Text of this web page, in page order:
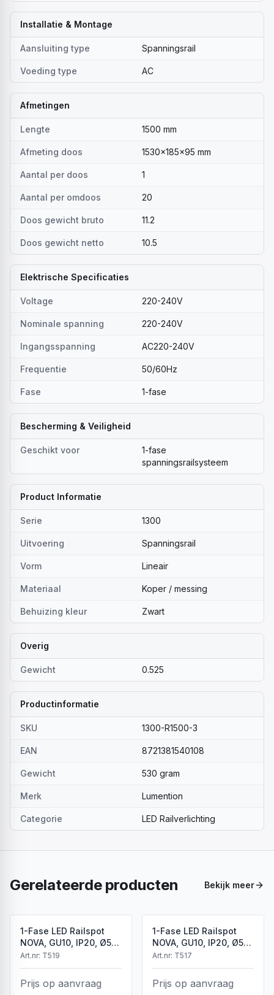
Installatie & Montage
Aansluiting type Spanningsrail
Voeding type AC
Afmetingen
Lengte 1500 mm
Afmeting doos 1530x185x95 mm
Aantal per doos 1
Aantal per omdoos 20
Doos gewicht bruto 11.2
Doos gewicht netto 10.5
Elektrische Specificaties
Voltage 220-240V
Nominale spanning 220-240V
Ingangsspanning AC220-240V
Frequentie 50/60Hz
Fase 1-fase
Bescherming & Veiligheid
Geschikt voor
1-fase
spanningsrailsysteem
Product Informatie
Serie 1300
Uitvoering Spanningsrail
Vorm Lineair
Materiaal Koper / messing
Behuizing kleur Zwart
Overig
Gewicht 0.525
Productinformatie
SKU 1300-R1500-3
EAN 8721381540108
Gewicht 530 gram
Merk Lumention
Categorie LED Railverlichting
Gerelateerde producten Bekijk meer
1-Fase LED Railspot
NOVA, GU10, IP20, Ø56
x 85 mm, Antiek Brons
Art.nr: T519
Prijs op aanvraag
1-Fase LED Railspot
NOVA, GU10, IP20, Ø56
x 85 mm, Brons
Art.nr: T517
Prijs op aanvraag